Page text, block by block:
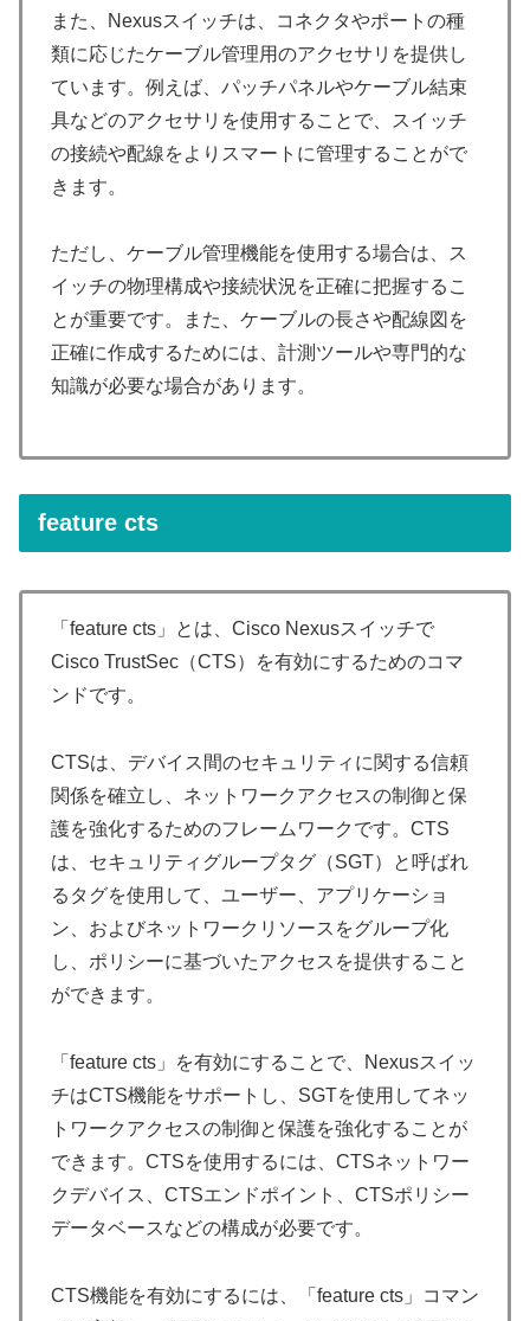
また、Nexusスイッチは、コネクタやポートの種
類に応じたケーブル管理用のアクセサリを提供し
ています。例えば、パッチパネルやケーブル結束
具などのアクセサリを使用することで、スイッチ
の接続や配線をよりスマートに管理することがで
きます。
ただし、ケーブル管理機能を使用する場合は、ス
イッチの物理構成や接続状況を正確に把握するこ
とが重要です。また、ケーブルの長さや配線図を
正確に作成するためには、計測ツールや専門的な
知識が必要な場合があります。
feature cts
「feature cts」とは、Cisco Nexusスイッチで
Cisco TrustSec（CTS）を有効にするためのコマ
ンドです。
CTSは、デバイス間のセキュリティに関する信頼
関係を確立し、ネットワークアクセスの制御と保
護を強化するためのフレームワークです。CTS
は、セキュリティグループタグ（SGT）と呼ばれ
るタグを使用して、ユーザー、アプリケーショ
ン、およびネットワークリソースをグループ化
し、ポリシーに基づいたアクセスを提供すること
ができます。
「feature cts」を有効にすることで、Nexusスイッ
チはCTS機能をサポートし、SGTを使用してネッ
トワークアクセスの制御と保護を強化することが
できます。CTSを使用するには、CTSネットワー
クデバイス、CTSエンドポイント、CTSポリシー
データベースなどの構成が必要です。
CTS機能を有効にするには、「feature cts」コマン